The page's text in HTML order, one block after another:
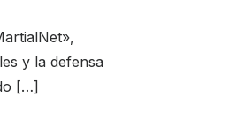
y la defensa
[…]